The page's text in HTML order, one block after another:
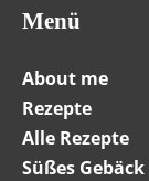
Menü
About me
Rezepte
Alle Rezepte
Süßes Gebäck